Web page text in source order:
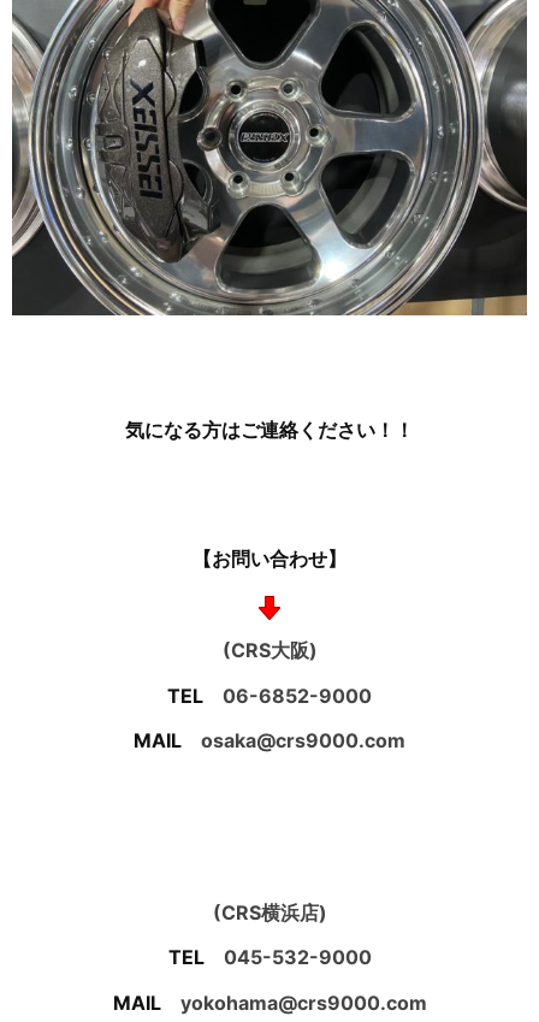
気になる方はご連絡ください！！
【お問い合わせ】
(CRS大阪)
TEL 06-6852-9000
MAIL osaka@crs9000.com
(CRS横浜店)
TEL 045-532-9000
MAIL yokohama@crs9000.com